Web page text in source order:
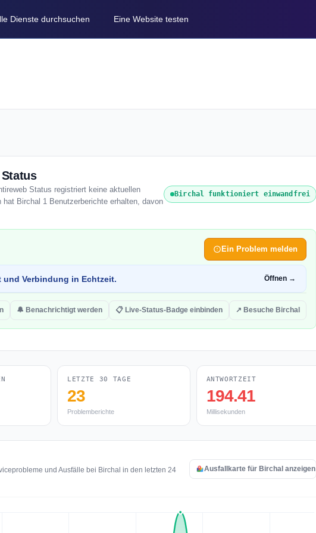
Dienste durchsuchen Eine Website testen
Status registriert keine aktuellen
Birchal 1 Benutzerberichte erhalten, davon
Birchal funktioniert einwandfrei
Ein Problem melden
und Verbindung in Echtzeit. Öffnen →
🔔 Benachrichtigt werden 📋 Live-Status-Badge einbinden ↗ Besuche Birchal
LETZTE 30 TAGE
23
Problemberichte
ANTWORTZEIT
194.41
Millisekunden
und Ausfälle bei Birchal in den letzten 24
Ausfallkarte für Birchal anzeigen